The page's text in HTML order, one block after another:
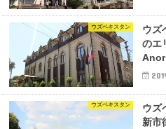
ウズベキスタン
ウズ
のエ
Anor
ウズベキスタン
ウズ
新市